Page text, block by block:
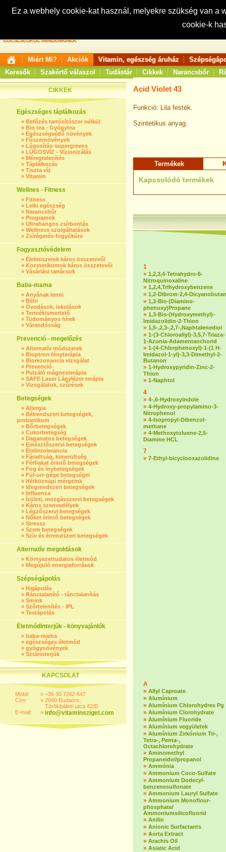
Ez a webhely cookie-kat használ, melyekre szükség van
cookie-k
Keresés:
Miért Mi? Akciók Vitamin, egészség áruház
Keresők
Szakértő válaszol Tudástár Cikkek Narancsbőr
CIKKEK
Egészséges táplálkozás
» Befőzés tartósítószer nélkül
» Bio tea - Gyógytea
» Egészségvédő növények
» Fűszernövények
» Lúgosítás-supergreens
» LÚGOSVÍZ - Vízionizálás
» Méregtelenítés
» Táplálkozás
» Tiszta víz
» Vitamin
Wellnes - Fitness
» Fitness
» Lelki egészség
» Narancsbőr
» Programok
» Ultrahangos zsírbontás
» Wellness szolgáltatások
» Zsírégetés-fogyókúra
Fogyasztóvédelem
» Élelmiszerek káros összetevői
» Kozmetikumok káros összetevői
» Vásárlási tanácsok
Baba-mama
» Anyának lenni
» Bébi
» Óvodások, iskolások
» Termékismertető
» Tudományos hírek
» Várandósság
Prevenció - megelőzés
» Alternatív módszerek
» Bioptron fényterápia
» Biorezonancia vizsgálat
» Prevenció
» Pulzáló mágnesterápia
» SAFE Laser Lágylézer terápia
» Vizsgálatok, szűrések
Betegségek
» Allergia
» Bélrendszeri betegségek,
probiotikum
» Bőrbetegségek
» Cukorbetegség
» Daganatos betegségek
» Emésztőszervi betegségek
» Ételintolerancia
» Fáradtság, kimerültség
» Férfiakat érintő betegségek
» Fog és ínybetegségek
» Fül-orr-gége betegségei
» Hétköznapi mérgeink
» Idegrendszeri betegségek
» Influenza
» Ízületi, mozgásszervi betegségek
» Káros szenvedélyek
» Légzőszervi betegségek
» Nőket érintő betegségek
» Stressz
» Szem betegségek
» Szív és érrendszeri betegségek
Alternatív megoldások
» Környezettudatos életmód
» Megújuló energiaforrások
Szépségápolás
» Hajápolás
» Ránctalanító - ránctalanítás
» Smink
» Szőrtelenítés - IPL
» Testápolás
Életmódinterjúk - könyvajánlók
» baba-mama
» egészséges életmód
» gyógynövények
» Sztárinterjúk
KAPCSOLAT
Mobil:
Cím:
E-mail:
»
»
»
+36 30 7262 647
2040 Budaörs,
Törökbálinti utca 42/B
info@vitaminsziget.com
Acid Violet 43
Funkció: Lila festék.
Szintetikus anyag.
Termékek
Kapcsolódó termékek
1
» 1,2,3,4-Tetrahydro-6-
Nitroquinoxaline
» 1,2,4,Trihydroxybenzene
» 1,2-Dibrom-2,4-Dicyanobutan
» 1,3-Bis-(Diamino-
phenoxy)Propane
» 1,3-Bis-(Hydroxymethyl)-
Imidazolidin-2-Thion
» 1,5-,2,3-,2,7-,Naphtalenediol
» 1-(3-Chloroallyl)-3,5,7-Triaza-
1-Azonia-Adamentanchorid
» 1-(4-Chlorphenoxyl)-1-(1 H-
Imidazol-1-yl)-3,3-Dimethyl-2-
Butanon
» 1-Hydroxypyridin-Zinc-2-
Thion
» 1-Naphtol
4
» 4-,6-Hydroxyindole
» 4-Hydroxy-propylamino-3-
Nitrophenol
» 4-Isopropyl-Dibenzol-
methane
» 4-Methoxytoluene-2,5-
Diamine HCL
7
» 7-Ethyl-bicyclooxazolidine
A
» Allyl Caproate
» Alumínium
» Alumínium Chlorohydrex Pg
» Alumínium Clorohydrate
» Alumínium Fluoride
» Alumínium vegyületek
» Alumínium Zirkónium Tri-,
Tetra-, Penta-,
Octachlorohydrate
» Aminomethyl
Propaneidol/propanol
» Ammónia
» Ammonium Coco-Sulfate
» Ammonium Dodecyl-
benzenesulfonate
» Ammonium Lauryl Sulfate
» Ammonium Monoflour-
phosphate/
Ammoniumsilicofluorid
» Anilin
» Anionic Surfactants
» Aorta Extract
» Arachis Oil
» Asiatic Acid